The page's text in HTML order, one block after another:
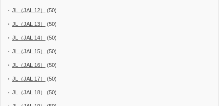
JL（JAL 12） (50)
JL（JAL 13） (50)
JL（JAL 14） (50)
JL（JAL 15） (50)
JL（JAL 16） (50)
JL（JAL 17） (50)
JL（JAL 18） (50)